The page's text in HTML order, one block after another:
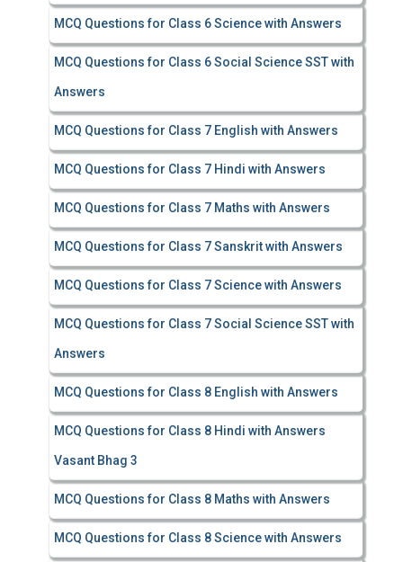
MCQ Questions for Class 6 Science with Answers
MCQ Questions for Class 6 Social Science SST with
Answers
MCQ Questions for Class 7 English with Answers
MCQ Questions for Class 7 Hindi with Answers
MCQ Questions for Class 7 Maths with Answers
MCQ Questions for Class 7 Sanskrit with Answers
MCQ Questions for Class 7 Science with Answers
MCQ Questions for Class 7 Social Science SST with
Answers
MCQ Questions for Class 8 English with Answers
MCQ Questions for Class 8 Hindi with Answers
Vasant Bhag 3
MCQ Questions for Class 8 Maths with Answers
MCQ Questions for Class 8 Science with Answers